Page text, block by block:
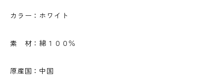
カラー：ホワイト
素 材：綿１００％
原産国：中国